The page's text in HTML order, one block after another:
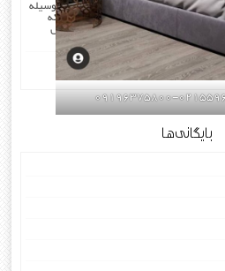
همه ی درز های درب و چارچوب بوسیله
را میگیرد . کار در محل انجام میشود که
درب با چارچوب فیکس میشود۰۹۱۹۶۳۷۵۸۰۰-۰۹۳۰۷۸۰۱۷۸۸مهندس
اکوستیک -درب عایق-صوتی ضد-صدا ۰۹۱۹۶۳۷۵۸۰۰
بایگانی‌ها